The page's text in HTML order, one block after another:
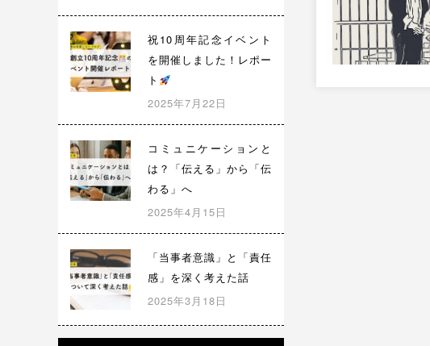
。
祝10周年記念イベント
を開催しました！レポー
ト
2025年7月22日
コミュニケーションと
は？「伝える」から「伝
わる」へ
2025年4月15日
「当事者意識」と「責任
感」を深く考えた話
2025年3月18日